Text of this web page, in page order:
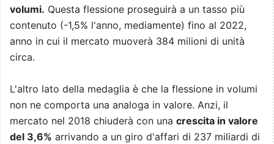
volumi. Questa flessione proseguirà a un tasso più
contenuto (-1,5% l'anno, mediamente) fino al 2022,
anno in cui il mercato muoverà 384 milioni di unità
circa.
L'altro lato della medaglia è che la flessione in volumi
non ne comporta una analoga in valore. Anzi, il
mercato nel 2018 chiuderà con una crescita in valore
del 3,6% arrivando a un giro d'affari di 237 miliardi di